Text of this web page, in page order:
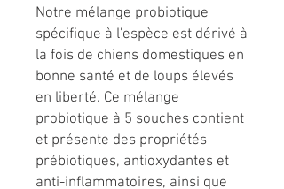
Notre mélange probiotique
spécifique à l'espèce est dérivé à
la fois de chiens domestiques en
bonne santé et de loups élevés
en liberté. Ce mélange
probiotique à 5 souches contient
et présente des propriétés
prébiotiques, antioxydantes et
anti-inflammatoires, ainsi que